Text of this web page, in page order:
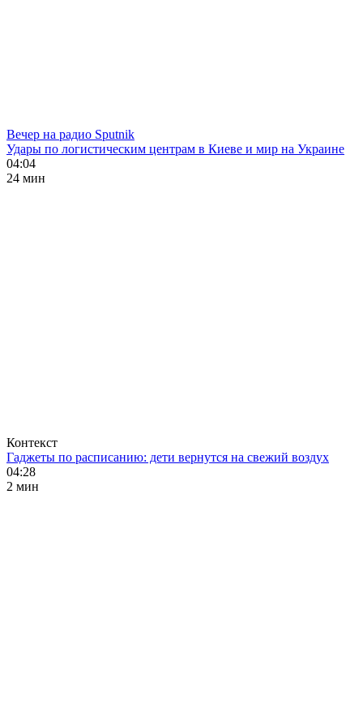
Вечер на радио Sputnik
Удары по логистическим центрам в Киеве и мир на Украине
04:04
24 мин
Контекст
Гаджеты по расписанию: дети вернутся на свежий воздух
04:28
2 мин